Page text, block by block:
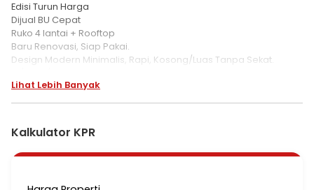
Edisi Turun Harga
Dijual BU Cepat
Ruko 4 lantai + Rooftop
Baru Renovasi, Siap Pakai.
Design Modern Minimalis, Rapi, Kosong/Luas Tanpa Sekat.
Legalitas surat SHGB.
Bangunan Ruko 4 lantai & Rooftop
Rolling Door
Balkon di setiap Lantai
Lihat Lebih Banyak
Kalkulator KPR